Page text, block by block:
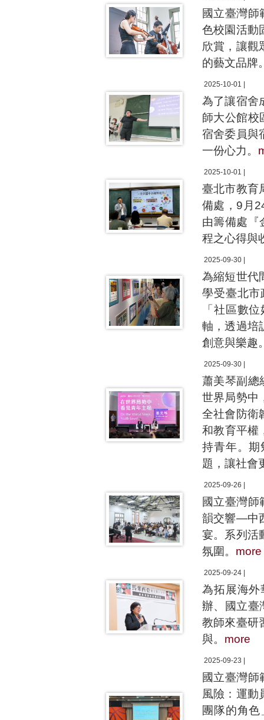
國立臺灣
色校園活動
欣賞，讓觀
的藝文品牌
2025-10-01 |
為了讓宿舍
師大公館校
宿舍委員與
一份心力。
2025-10-01 |
臺北市教育
備處，9月
由籌備處『
程之心得與
2025-09-30 |
為縮短世代
學受臺北市
「社區數
軸，透過培
創意與樂趣
2025-09-30 |
蕭美琴副總
世界局勢中
全社會防衛
和教育平權
持青年。期
題，讓社會
2025-09-26 |
國立臺灣
韻交響—中
宴。系列活
氛圍。 more
2025-09-24 |
為拓展海外
辦、國立臺
教師來臺研
與。 more
2025-09-23 |
國立臺灣
風險：運動
團隊的角